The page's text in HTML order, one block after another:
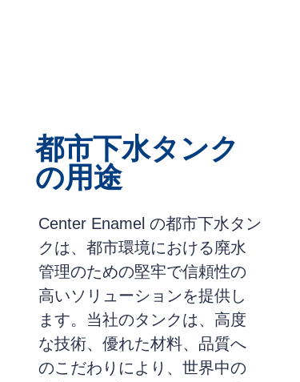
都市下水タンク
の用途
Center Enamel の都市下水タン
クは、都市環境における廃水
管理のための堅牢で信頼性の
高いソリューションを提供し
ます。当社のタンクは、高度
な技術、優れた材料、品質へ
のこだわりにより、世界中の